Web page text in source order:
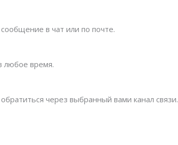
в чат или по почте.
любое время.
через выбранный вами канал связи.